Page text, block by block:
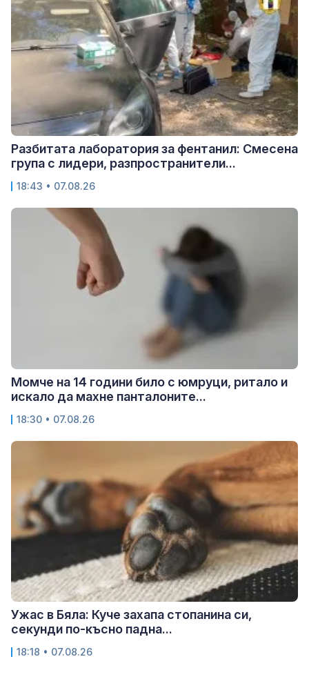
Разбитата лаборатория за фентанил: Смесена
група с лидери, разпространители...
18:43 • 07.08.26
Момче на 14 години било с юмруци, ритало и
искало да махне панталоните...
18:30 • 07.08.26
Ужас в Бяла: Куче захапа стопанина си,
секунди по-късно падна...
18:18 • 07.08.26